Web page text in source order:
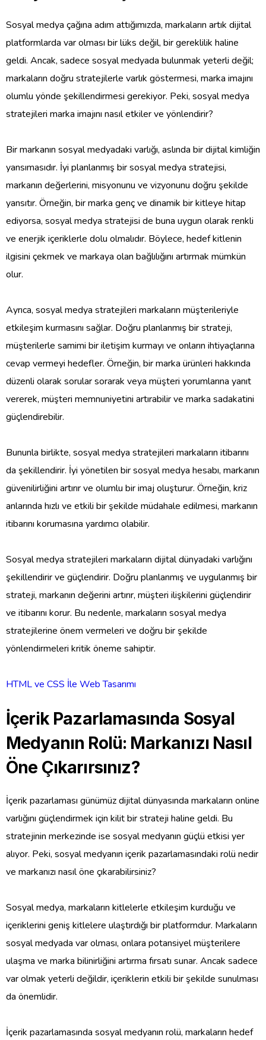
Sosyal medya çağına adım attığımızda, markaların artık dijital
platformlarda var olması bir lüks değil, bir gereklilik haline
geldi. Ancak, sadece sosyal medyada bulunmak yeterli değil;
markaların doğru stratejilerle varlık göstermesi, marka imajını
olumlu yönde şekillendirmesi gerekiyor. Peki, sosyal medya
stratejileri marka imajını nasıl etkiler ve yönlendirir?
Bir markanın sosyal medyadaki varlığı, aslında bir dijital kimliğin
yansımasıdır. İyi planlanmış bir sosyal medya stratejisi,
markanın değerlerini, misyonunu ve vizyonunu doğru şekilde
yansıtır. Örneğin, bir marka genç ve dinamik bir kitleye hitap
ediyorsa, sosyal medya stratejisi de buna uygun olarak renkli
ve enerjik içeriklerle dolu olmalıdır. Böylece, hedef kitlenin
ilgisini çekmek ve markaya olan bağlılığını artırmak mümkün
olur.
Ayrıca, sosyal medya stratejileri markaların müşterileriyle
etkileşim kurmasını sağlar. Doğru planlanmış bir strateji,
müşterilerle samimi bir iletişim kurmayı ve onların ihtiyaçlarına
cevap vermeyi hedefler. Örneğin, bir marka ürünleri hakkında
düzenli olarak sorular sorarak veya müşteri yorumlarına yanıt
vererek, müşteri memnuniyetini artırabilir ve marka sadakatini
güçlendirebilir.
Bununla birlikte, sosyal medya stratejileri markaların itibarını
da şekillendirir. İyi yönetilen bir sosyal medya hesabı, markanın
güvenilirliğini artırır ve olumlu bir imaj oluşturur. Örneğin, kriz
anlarında hızlı ve etkili bir şekilde müdahale edilmesi, markanın
itibarını korumasına yardımcı olabilir.
Sosyal medya stratejileri markaların dijital dünyadaki varlığını
şekillendirir ve güçlendirir. Doğru planlanmış ve uygulanmış bir
strateji, markanın değerini artırır, müşteri ilişkilerini güçlendirir
ve itibarını korur. Bu nedenle, markaların sosyal medya
stratejilerine önem vermeleri ve doğru bir şekilde
yönlendirmeleri kritik öneme sahiptir.
HTML ve CSS İle Web Tasarımı
İçerik Pazarlamasında Sosyal
Medyanın Rolü: Markanızı Nasıl
Öne Çıkarırsınız?
İçerik pazarlaması günümüz dijital dünyasında markaların online
varlığını güçlendirmek için kilit bir strateji haline geldi. Bu
stratejinin merkezinde ise sosyal medyanın güçlü etkisi yer
alıyor. Peki, sosyal medyanın içerik pazarlamasındaki rolü nedir
ve markanızı nasıl öne çıkarabilirsiniz?
Sosyal medya, markaların kitlelerle etkileşim kurduğu ve
içeriklerini geniş kitlelere ulaştırdığı bir platformdur. Markaların
sosyal medyada var olması, onlara potansiyel müşterilere
ulaşma ve marka bilinirliğini artırma fırsatı sunar. Ancak sadece
var olmak yeterli değildir, içeriklerin etkili bir şekilde sunulması
da önemlidir.
İçerik pazarlamasında sosyal medyanın rolü, markaların hedef